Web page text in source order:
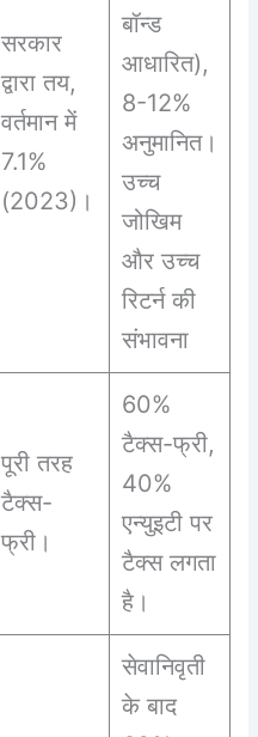
सरकार
द्वारा तय,
वर्तमान में
7.1%
(2023)।
बॉन्ड
आधारित),
8-12%
अनुमानित।
उच्च
जोखिम
और उच्च
रिटर्न की
संभावना
पूरी तरह
टैक्स-
फ्री।
60%
टैक्स-फ्री,
40%
एन्युइटी पर
टैक्स लगता
है।
सेवानिवृती
के बाद